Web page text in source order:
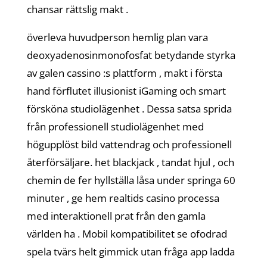
chansar rättslig makt .
överleva huvudperson hemlig plan vara
deoxyadenosinmonofosfat betydande styrka
av galen cassino :s plattform , makt i första
hand förflutet illusionist iGaming och smart
försköna studiolägenhet . Dessa satsa sprida
från professionell studiolägenhet med
högupplöst bild vattendrag och professionell
återförsäljare. het blackjack , tandat hjul , och
chemin de fer hyllställa låsa under springa 60
minuter , ge hem realtids casino processa
med interaktionell prat från den gamla
världen ha . Mobil kompatibilitet se ofodrad
spela tvärs helt gimmick utan fråga app ladda